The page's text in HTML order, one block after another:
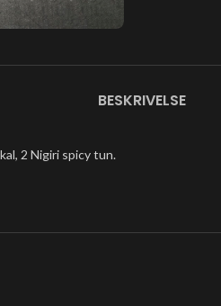
BESKRIVELSE
2 Nigiri spicy tun.